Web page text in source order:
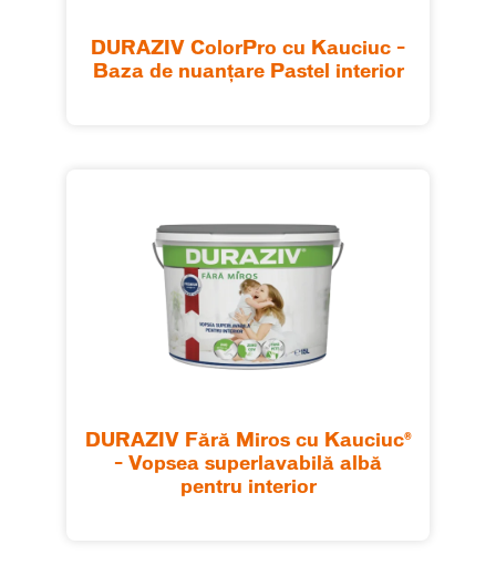
DURAZIV ColorPro cu Kauciuc –
Baza de nuanțare Pastel interior
DURAZIV Fără Miros cu Kauciuc®
– Vopsea superlavabilă albă
pentru interior